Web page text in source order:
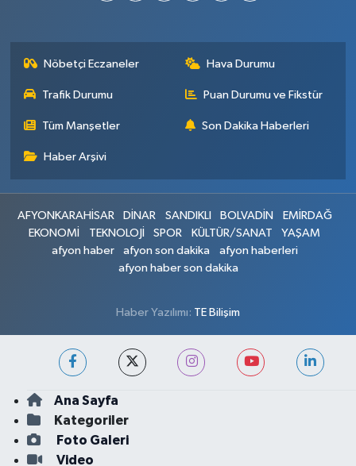
Nöbetçi Eczaneler Hava Durumu
Trafik Durumu Puan Durumu ve Fikstür
Tüm Manşetler Son Dakika Haberleri
Haber Arşivi
AFYONKARAHİSAR DİNAR SANDIKLI BOLVADİN
EMİRDAĞ
EKONOMİ
TEKNOLOJİ SPOR KÜLTÜR/SANAT
YAŞAM
afyon haber
afyon son dakika
afyon haberleri
afyon haber son dakika
Haber Yazılımı: TE Bilişim
Ana Sayfa
Kategoriler
Foto Galeri
Video